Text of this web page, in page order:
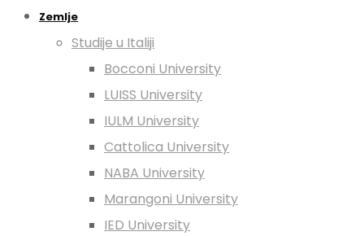
Zemlje
Studije u Italiji
Bocconi University
LUISS University
IULM University
Cattolica University
NABA University
Marangoni University
IED University